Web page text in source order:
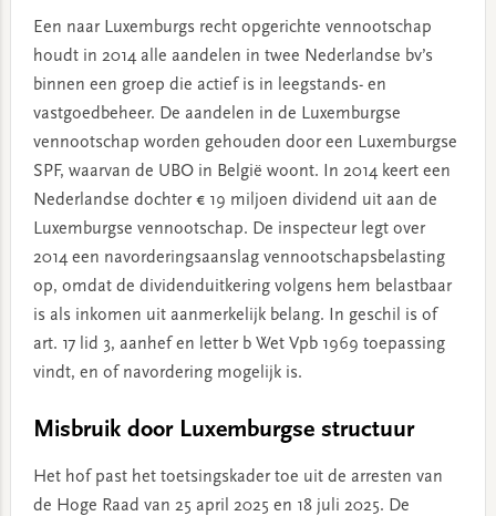
Een naar Luxemburgs recht opgerichte vennootschap
houdt in 2014 alle aandelen in twee Nederlandse bv’s
binnen een groep die actief is in leegstands- en
vastgoedbeheer. De aandelen in de Luxemburgse
vennootschap worden gehouden door een Luxemburgse
SPF, waarvan de UBO in België woont. In 2014 keert een
Nederlandse dochter € 19 miljoen dividend uit aan de
Luxemburgse vennootschap. De inspecteur legt over
2014 een navorderingsaanslag vennootschapsbelasting
op, omdat de dividenduitkering volgens hem belastbaar
is als inkomen uit aanmerkelijk belang. In geschil is of
art. 17 lid 3, aanhef en letter b Wet Vpb 1969 toepassing
vindt, en of navordering mogelijk is.
Misbruik door Luxemburgse structuur
Het hof past het toetsingskader toe uit de arresten van
de Hoge Raad van 25 april 2025 en 18 juli 2025. De